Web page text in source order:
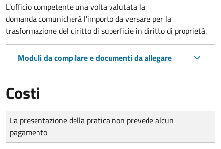
L'ufficio competente una volta valutata la
domanda comunicherà l'importo da versare per la
trasformazione del diritto di superficie in diritto di proprietà.
Moduli da compilare e documenti da allegare
Costi
Tipo di pagamento
Importo
La presentazione della pratica non prevede alcun
pagamento